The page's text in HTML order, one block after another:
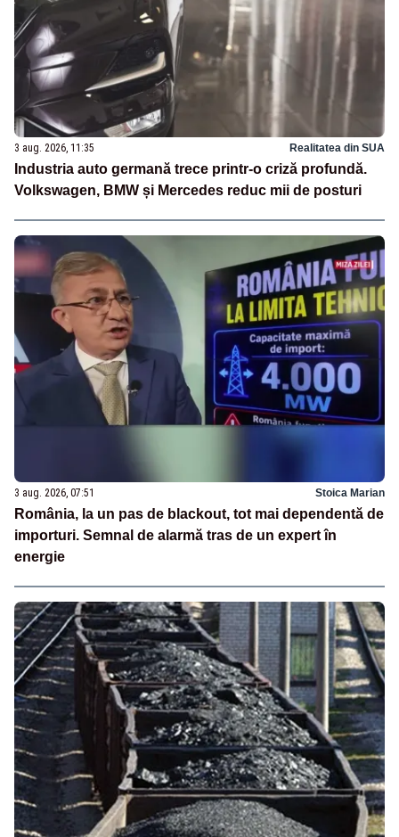
3 aug. 2026, 11:35 Realitatea din SUA
Industria auto germană trece printr-o criză profundă.
Volkswagen, BMW și Mercedes reduc mii de posturi
3 aug. 2026, 07:51 Stoica Marian
România, la un pas de blackout, tot mai dependentă de
importuri. Semnal de alarmă tras de un expert în
energie